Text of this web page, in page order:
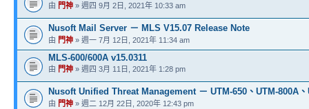
由 門神 » 週四 9月 2日, 2021年 10:33 am
Nusoft Mail Server － MLS V15.07 Release Note
由 門神 » 週一 7月 12日, 2021年 11:34 am
MLS-600/600A v15.0311
由 門神 » 週四 3月 11日, 2021年 1:28 pm
Nusoft Unified Threat Management － UTM-650、UTM-800A、
由 門神 » 週二 12月 22日, 2020年 12:43 pm